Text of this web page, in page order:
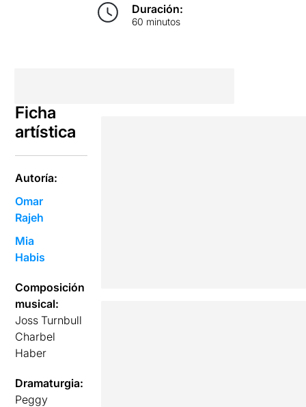
Duración:
60 minutos
Ficha
artística
Autoría:
Omar
Rajeh
Mia
Habis
Composición
musical:
Joss Turnbull
Charbel
Haber
Dramaturgia:
Peggy